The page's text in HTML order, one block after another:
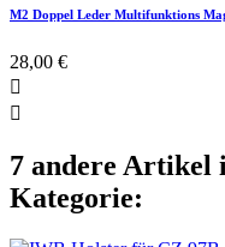
M2 Doppel Leder Multifunktions
28,00 €


7 andere Artikel
Kategorie: